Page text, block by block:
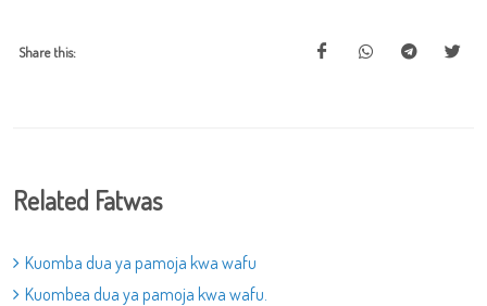
Share this:
Related Fatwas
Kuomba dua ya pamoja kwa wafu
Kuombea dua ya pamoja kwa wafu.